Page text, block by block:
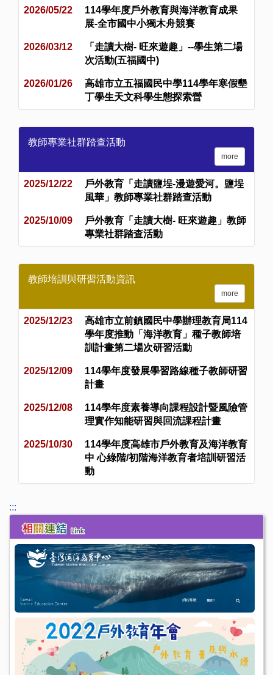
2026/05/22
114學年度戶外教育與海洋教育成果
展-全市國中小獨木舟競賽
2026/03/12
「走讀大樹- 旺來遊趣」--學生第二場
次活動(五福國中)
2026/01/26
高雄市立五福國民中學114學年寒假墾
丁學生天文科學生態探索營
教師專業社群踏查活動
more
2025/12/22
戶外教育「走讀鹽埕-漫遊愛河。鹽埕
風華」教師專業社群踏查活動
2025/10/09
戶外教育「走讀大樹- 旺來遊趣」教師
專業社群踏查活動
教師培訓與研習活動資訊
more
2025/12/23
高雄市立前鎮國民中學辦理教育局114
學年度推動「海洋教育」種子教師培
訓計畫第二場次研習活動
2025/12/09
114學年度發展學習路線種子教師研習
計畫
2025/12/08
114學年度素養導向課程設計暨風險管
理實作知能研習與回流課程計畫
2025/10/30
114學年度高雄市戶外教育及海洋教育
中 心綠階/初階海洋教育者培訓研習活
動
:::